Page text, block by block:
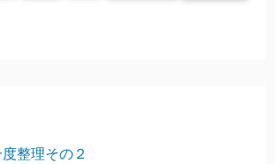
度整理その２